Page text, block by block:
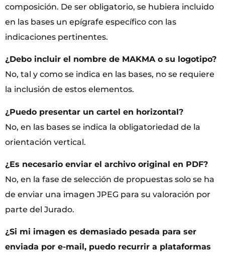
composición. De ser obligatorio, se hubiera incluido
en las bases un epígrafe específico con las
indicaciones pertinentes.
¿Debo incluir el nombre de MAKMA o su logotipo?
No, tal y como se indica en las bases, no se requiere
la inclusión de estos elementos.
¿Puedo presentar un cartel en horizontal?
No, en las bases se indica la obligatoriedad de la
orientación vertical.
¿Es necesario enviar el archivo original en PDF?
No, en la fase de selección de propuestas solo se ha
de enviar una imagen JPEG para su valoración por
parte del Jurado.
¿Si mi imagen es demasiado pesada para ser
enviada por e-mail, puedo recurrir a plataformas